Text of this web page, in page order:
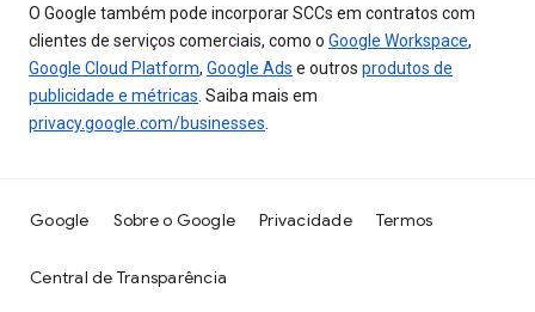
O Google também pode incorporar SCCs em contratos com
clientes de serviços comerciais, como o Google Workspace,
Google Cloud Platform, Google Ads e outros produtos de
publicidade e métricas. Saiba mais em
privacy.google.com/businesses.
Google Sobre o Google Privacidade Termos
Central de Transparência